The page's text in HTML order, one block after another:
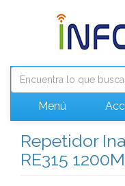
Menú
Repetidor
RE315